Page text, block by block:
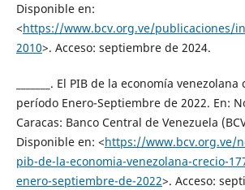
Disponible en:
<https://www.bcv.org.ve/publicaciones/
2010>. Acceso: septiembre de 2024.
_______. El PIB de la economía
período Enero-Septiembre de 2022. En:
Caracas: Banco Central de Venezuela
Disponible en: <https://www.bcv.org.ve/
pib-de-la-economia-venezolana-crecio-
enero-septiembre-de-2022>. Acceso: